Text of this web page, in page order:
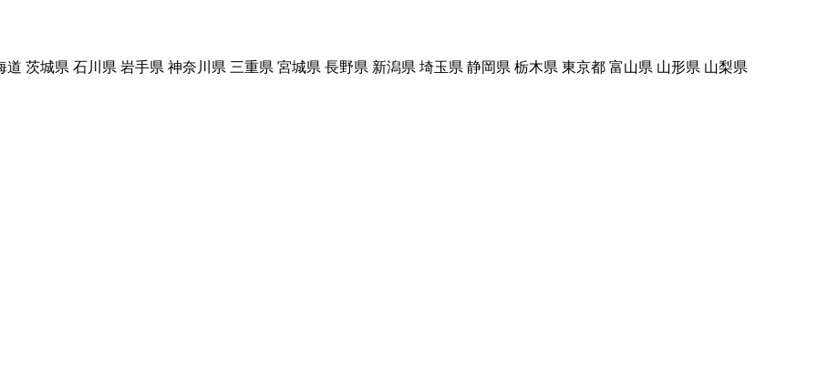
茨城県 石川県 岩手県 神奈川県 三重県 宮城県 長野県 新潟県 埼玉県 静岡県 栃木県 東京都 富山県 山形県 山梨県